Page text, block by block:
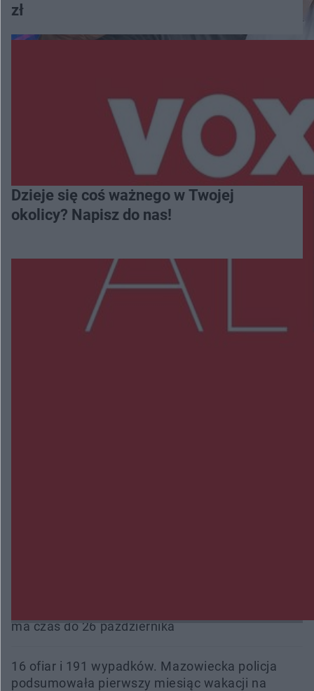
zł
Dzieje się coś ważnego w Twojej
okolicy? Napisz do nas!
Więcej
ma czas do 26 października
16 ofiar i 191 wypadków. Mazowiecka policja
podsumowała pierwszy miesiąc wakacji na